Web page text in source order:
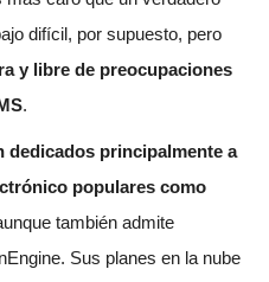
difícil, por supuesto, pero
y libre de preocupaciones
.
dedicados principalmente a
populares como
también admite
Sus planes en la nube